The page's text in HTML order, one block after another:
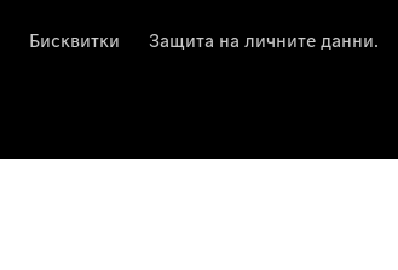
Бисквитки Защита на личните данни.